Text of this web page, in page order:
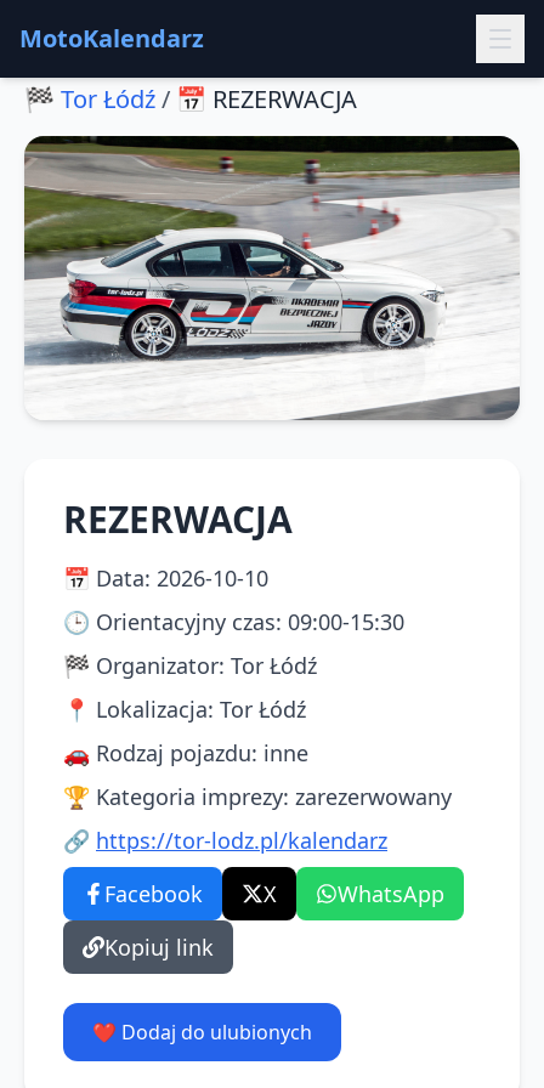
MotoKalendarz
🏁 Tor Łódź/ 📅 REZERWACJA
REZERWACJA
📅 Data: 2026-10-10
🕒 Orientacyjny czas: 09:00-15:30
🏁 Organizator: Tor Łódź
📍 Lokalizacja: Tor Łódź
🚗 Rodzaj pojazdu: inne
🏆 Kategoria imprezy: zarezerwowany
🔗 https://tor-lodz.pl/kalendarz
Facebook
X
WhatsApp
Kopiuj link
❤️ Dodaj do ulubionych